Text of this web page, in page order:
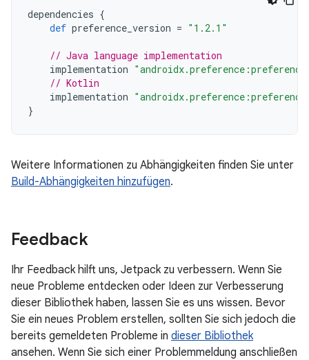
dependencies {
def preference_version = "1.2.1"
// Java language implementation
implementation
// Kotlin
implementation
}
Weitere Informationen zu Abhängigkeiten finden Sie unter
Build-Abhängigkeiten hinzufügen.
Feedback
Ihr Feedback hilft uns, Jetpack zu verbessern. Wenn Sie
neue Probleme entdecken oder Ideen zur Verbesserung
dieser Bibliothek haben, lassen Sie es uns wissen. Bevor
Sie ein neues Problem erstellen, sollten Sie sich jedoch die
bereits gemeldeten Probleme in dieser Bibliothek
ansehen. Wenn Sie sich einer Problemmeldung anschließen